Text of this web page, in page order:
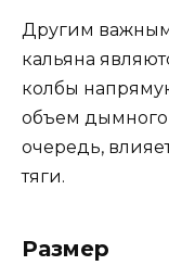
Другим
кальяна
колбы
объем дымного
очередь,
тяги.
Размер